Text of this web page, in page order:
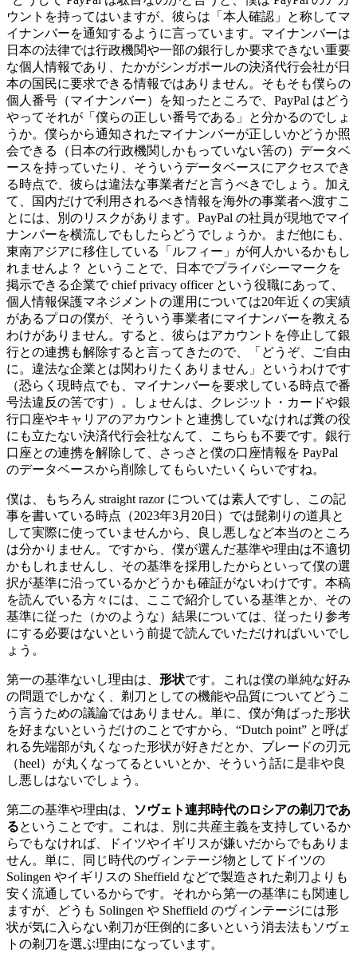
ウントを持ってはいますが、彼らは「本人確認」と称してマ
イナンバーを通知するように言っています。マイナンバーは
日本の法律では行政機関や一部の銀行しか要求できない重要
な個人情報であり、たかがシンガポールの決済代行会社が日
本の国民に要求できる情報ではありません。そもそも僕らの
個人番号（マイナンバー）を知ったところで、PayPal はどう
やってそれが「僕らの正しい番号である」と分かるのでしょ
うか。僕らから通知されたマイナンバーが正しいかどうか照
会できる（日本の行政機関しかもっていない筈の）データベ
ースを持っていたり、そういうデータベースにアクセスでき
る時点で、彼らは違法な事業者だと言うべきでしょう。加え
て、国内だけで利用されるべき情報を海外の事業者へ渡すこ
とには、別のリスクがあります。PayPal の社員が現地でマイ
ナンバーを横流しでもしたらどうでしょうか。まだ他にも、
東南アジアに移住している「ルフィー」が何人かいるかもし
れませんよ？ ということで、日本でプライバシーマークを
掲示できる企業で chief privacy officer という役職にあって、
個人情報保護マネジメントの運用については20年近くの実績
があるプロの僕が、そういう事業者にマイナンバーを教える
わけがありません。すると、彼らはアカウントを停止して銀
行との連携も解除すると言ってきたので、「どうぞ、ご自由
に。違法な企業とは関わりたくありません」というわけです
（恐らく現時点でも、マイナンバーを要求している時点で番
号法違反の筈です）。しょせんは、クレジット・カードや銀
行口座やキャリアのアカウントと連携していなければ糞の役
にも立たない決済代行会社なんて、こちらも不要です。銀行
口座との連携を解除して、さっさと僕の口座情報を PayPal
のデータベースから削除してもらいたいくらいですね。
僕は、もちろん straight razor については素人ですし、この記
事を書いている時点（2023年3月20日）では髭剃りの道具と
して実際に使っていませんから、良し悪しなど本当のところ
は分かりません。ですから、僕が選んだ基準や理由は不適切
かもしれませんし、その基準を採用したからといって僕の選
択が基準に沿っているかどうかも確証がないわけです。本稿
を読んでいる方々には、ここで紹介している基準とか、その
基準に従った（かのような）結果については、従ったり参考
にする必要はないという前提で読んでいただければいいでし
ょう。
第一の基準ないし理由は、 形状です。これは僕の単純な好み
の問題でしかなく、剃刀としての機能や品質についてどうこ
う言うための議論ではありません。単に、僕が角ばった形状
を好まないというだけのことですから、“Dutch point” と呼ば
れる先端部が丸くなった形状が好きだとか、ブレードの刃元
（heel）が丸くなってるといいとか、そういう話に是非や良
し悪しはないでしょう。
第二の基準や理由は、
ソヴェト連邦時代のロシアの剃刀であ
るということです。これは、別に共産主義を支持しているか
らでもなければ、ドイツやイギリスが嫌いだからでもありま
せん。単に、同じ時代のヴィンテージ物としてドイツの
Solingen やイギリスの Sheffield などで製造された剃刀よりも
安く流通しているからです。それから第一の基準にも関連し
ますが、どうも Solingen や Sheffield のヴィンテージには形
状が気に入らない剃刀が圧倒的に多いという消去法もソヴェ
トの剃刀を選ぶ理由になっています。